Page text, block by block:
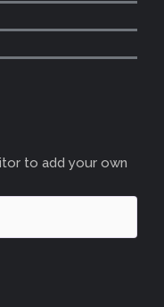
to add your own